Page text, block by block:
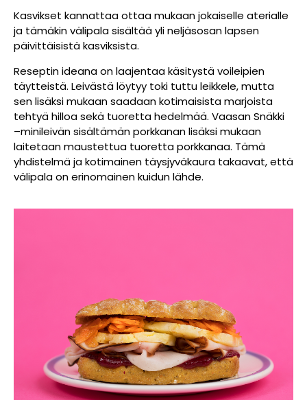
Kasvikset kannattaa ottaa mukaan jokaiselle aterialle
ja tämäkin välipala sisältää yli neljäsosan lapsen
päivittäisistä kasviksista.
Reseptin ideana on laajentaa käsitystä voileipien
täytteistä. Leivästä löytyy toki tuttu leikkele, mutta
sen lisäksi mukaan saadaan kotimaisista marjoista
tehtyä hilloa sekä tuoretta hedelmää. Vaasan Snäkki
–minileivän sisältämän porkkanan lisäksi mukaan
laitetaan maustettua tuoretta porkkanaa. Tämä
yhdistelmä ja kotimainen täysjyväkaura takaavat, että
välipala on erinomainen kuidun lähde.